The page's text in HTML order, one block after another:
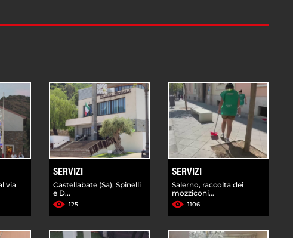
via
SERVIZI
Castellabate (Sa), Spinelli
e D...
125
SERVIZI
Salerno, raccolta dei
mozziconi...
1106